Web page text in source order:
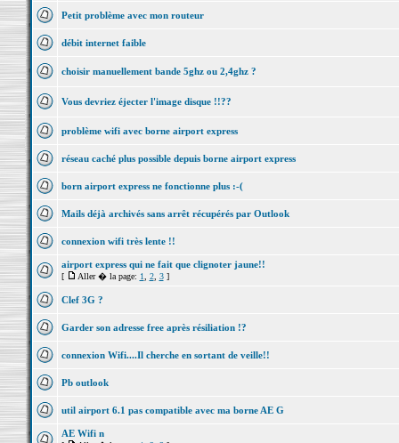
Petit problème avec mon routeur
débit internet faible
choisir manuellement bande 5ghz ou 2,4ghz ?
Vous devriez éjecter l'image disque !!??
problème wifi avec borne airport express
réseau caché plus possible depuis borne airport express
born airport express ne fonctionne plus :-(
Mails déjà archivés sans arrêt récupérés par Outlook
connexion wifi très lente !!
airport express qui ne fait que clignoter jaune!!
[ Aller � la page: 1 2, 3]
Clef 3G ?
Garder son adresse free après résiliation !?
connexion Wifi....Il cherche en sortant de veille!!
Pb outlook
util airport 6.1 pas compatible avec ma borne AE G
AE Wifi n